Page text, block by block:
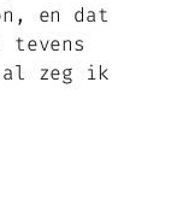
en dat
al zeg ik